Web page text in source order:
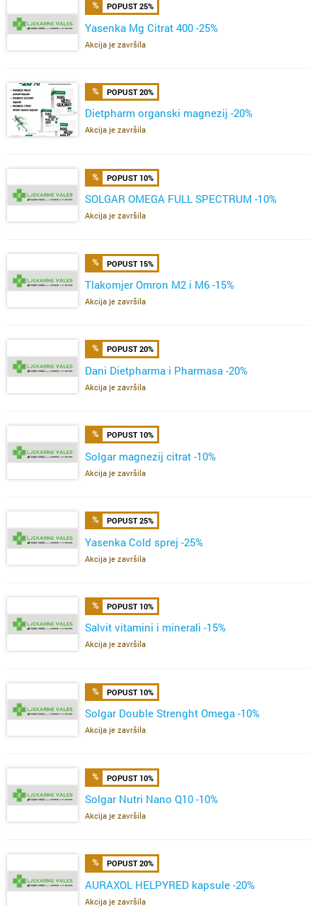
POPUST 25%
Yasenka Mg Citrat 400 -25%
Akcija je završila
POPUST 20%
Dietpharm organski magnezij -20%
Akcija je završila
POPUST 10%
SOLGAR OMEGA FULL SPECTRUM -10%
Akcija je završila
POPUST 15%
Tlakomjer Omron M2 i M6 -15%
Akcija je završila
POPUST 20%
Dani Dietpharma i Pharmasa -20%
Akcija je završila
POPUST 10%
Solgar magnezij citrat -10%
Akcija je završila
POPUST 25%
Yasenka Cold sprej -25%
Akcija je završila
POPUST 10%
Salvit vitamini i minerali -15%
Akcija je završila
POPUST 10%
Solgar Double Strenght Omega -10%
Akcija je završila
POPUST 10%
Solgar Nutri Nano Q10 -10%
Akcija je završila
POPUST 20%
AURAXOL HELPYRED kapsule -20%
Akcija je završila